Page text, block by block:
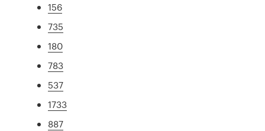
156
735
180
783
537
1733
887